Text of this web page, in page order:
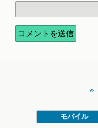
モバイル